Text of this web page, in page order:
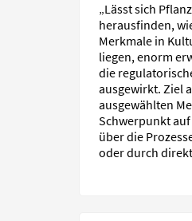
„Lässt sich
herausfinden,
Merkmale in
liegen, enorm
die
ausgewirkt. Ziel
ausgewählten
Schwerpunkt
über die
oder durch